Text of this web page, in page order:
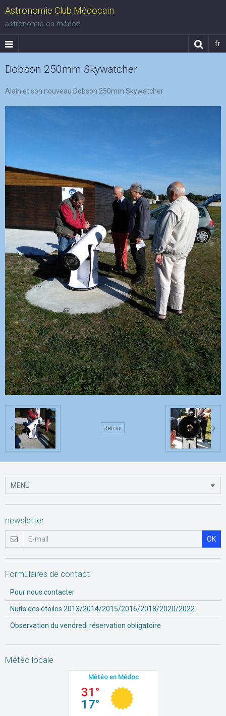
Astronomie Club Médocain
astronomie en médoc
fr
Dobson 250mm Skywatcher
Alain et son nouveau Dobson 250mm Skywatcher
Retour
newsletter
OK
Formulaires de contact
Pour nous contacter
Nuits des étoiles 2013/2014/2015/2016/2018/2020/2022
Observation du vendredi réservation obligatoire
Météo locale